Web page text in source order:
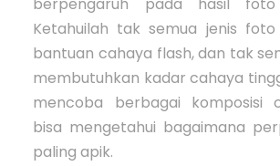
berpengaruh pada hasil
Ketahuilah tak semua jenis
bantuan cahaya flash, dan tak
membutuhkan kadar cahaya
mencoba berbagai komposisi
bisa mengetahui bagaimana
paling apik.